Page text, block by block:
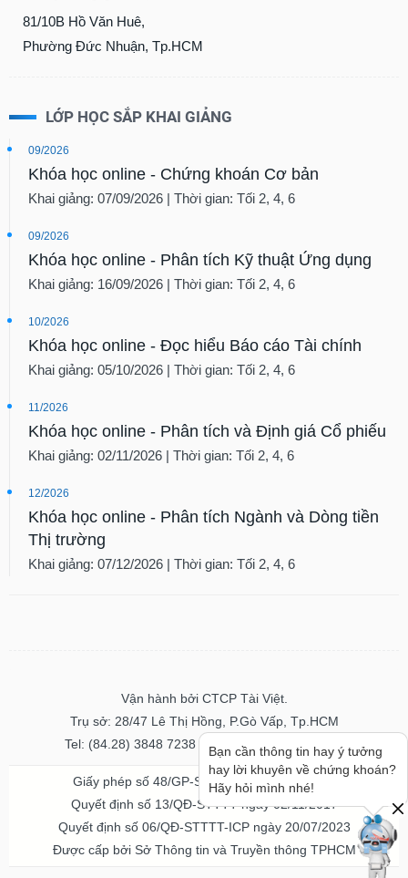
81/10B Hồ Văn Huê,
Phường Đức Nhuận, Tp.HCM
LỚP HỌC SẮP KHAI GIẢNG
09/2026
Khóa học online - Chứng khoán Cơ bản
Khai giảng: 07/09/2026 | Thời gian: Tối 2, 4, 6
09/2026
Khóa học online - Phân tích Kỹ thuật Ứng dụng
Khai giảng: 16/09/2026 | Thời gian: Tối 2, 4, 6
10/2026
Khóa học online - Đọc hiểu Báo cáo Tài chính
Khai giảng: 05/10/2026 | Thời gian: Tối 2, 4, 6
11/2026
Khóa học online - Phân tích và Định giá Cổ phiếu
Khai giảng: 02/11/2026 | Thời gian: Tối 2, 4, 6
12/2026
Khóa học online - Phân tích Ngành và Dòng tiền
Thị trường
Khai giảng: 07/12/2026 | Thời gian: Tối 2, 4, 6
Vận hành bởi CTCP Tài Việt.
Trụ sở: 28/47 Lê Thị Hồng, P.Gò Vấp, Tp.HCM
Tel: (84.28) 3848 7238 - Fax: (84.28) 3848 7237
Giấy phép số 48/GP-STTTT ngày 04/11/2016
Quyết định số 13/QĐ-STTTT ngày 02/11/2017
Quyết định số 06/QĐ-STTTT-ICP ngày 20/07/2023
Được cấp bởi Sở Thông tin và Truyền thông TPHCM
Bạn cần thông tin hay ý tưởng
hay lời khuyên về chứng khoán?
Hãy hỏi mình nhé!